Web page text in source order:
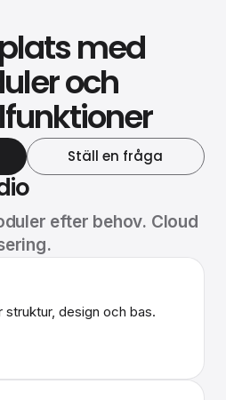
med
och
Ställ en fråga
efter behov. Cloud
design och bas.